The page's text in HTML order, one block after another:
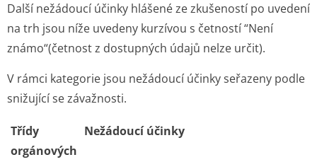
Další nežádoucí účinky hlášené ze zkušeností po uvedení
na trh jsou níže uvedeny kurzívou s četností “Není
známo“(četnost z dostupných údajů nelze určit).
V rámci kategorie jsou nežádoucí účinky seřazeny podle
snižující se závažnosti.
Třídy
orgánových
Nežádoucí účinky